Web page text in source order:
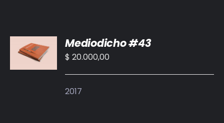
AL
CARRITO
/
Mediodicho #43
$ 20.000,00
2017